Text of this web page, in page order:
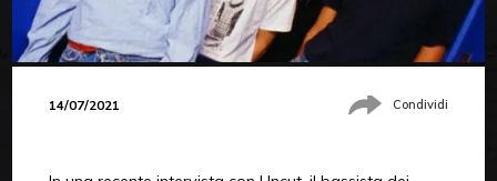
14/07/2021 Condividi